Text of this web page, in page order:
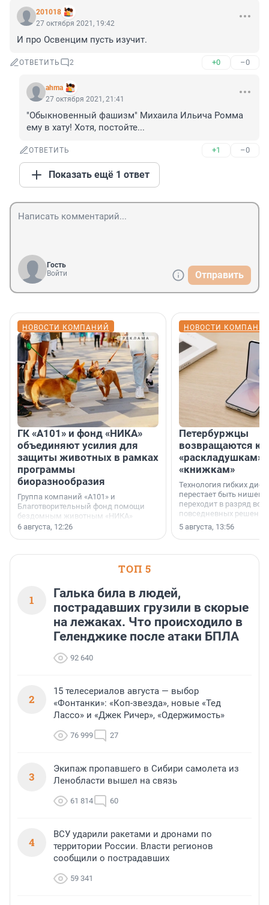
201018
27 октября 2021, 19:42
И про Освенцим пусть изучит.
ОТВЕТИТЬ 2 +0 –0
ahma
27 октября 2021, 21:41
"Обыкновенный фашизм" Михаилa Ильичa Роммa
ему в хату! Хотя, постойте...
ОТВЕТИТЬ +1 –0
Показать ещё 1 ответ
Гость
Войти
Отправить
НОВОСТИ КОМПАНИЙ
ГК «А101» и фонд «НИКА»
объединяют усилия для
защиты животных в рамках
программы
биоразнообразия
Группа компаний «А101» и
Благотворительный фонд помощи
бездомным животным «НИКА»
заключили соглашение о
6 августа, 12:26
НОВОСТИ
Петербуржцы
возвращаются к
«раскладушкам»
«книжкам»
Технология гибких
перестает быть
переходит в разряд
повседневных
5 августа, 13:56
ТОП 5
1
Галька била в людей,
пострадавших грузили в скорые
на лежаках. Что происходило в
Геленджике после атаки БПЛА
92 640
2
15 телесериалов августа — выбор
«Фонтанки»: «Коп-звезда», новые «Тед
Лассо» и «Джек Ричер», «Одержимость»
76 999 27
3
Экипаж пропавшего в Сибири самолета из
Ленобласти вышел на связь
61 814 60
4
ВСУ ударили ракетами и дронами по
территории России. Власти регионов
сообщили о пострадавших
59 341